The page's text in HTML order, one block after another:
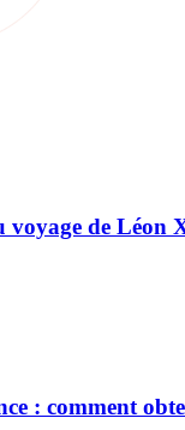
voyage de Léon
: comment